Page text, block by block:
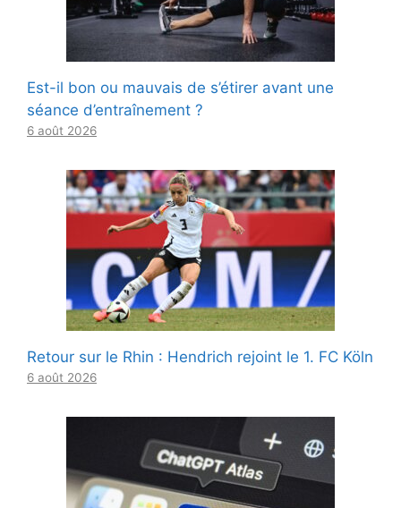
Est-il bon ou mauvais de s’étirer avant une
séance d’entraînement ?
6 août 2026
Retour sur le Rhin : Hendrich rejoint le 1. FC Köln
6 août 2026